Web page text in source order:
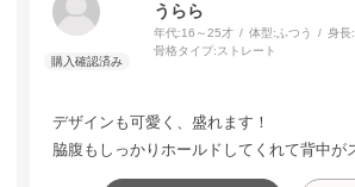
うらら
年代:16～25才 体型:ふつう 身長:
骨格タイプ:ストレート
デザインも可愛く、盛れます！
脇腹もしっかりホールドしてくれて背中が